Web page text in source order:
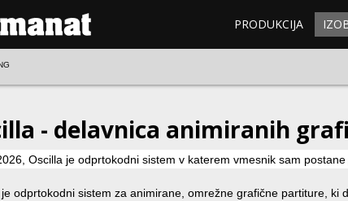
PRODUKCIJA
- delavnica animiranih
Oscilla je odprtokodni sistem v katerem vmesnik sam
je odprtokodni sistem za animirane, omrežne grafične partiture, ki